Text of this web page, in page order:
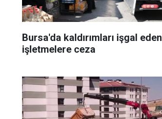
Bursa'da kaldırımları işgal eden
işletmelere ceza